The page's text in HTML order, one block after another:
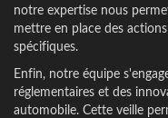
notre expertise nous
mettre en place des
spécifiques.
Enfin, notre équipe
réglementaires et des
automobile. Cette veille